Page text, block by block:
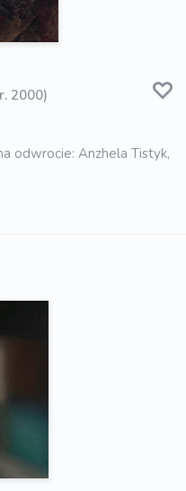
2000)
odwrocie: Anzhela Tistyk,